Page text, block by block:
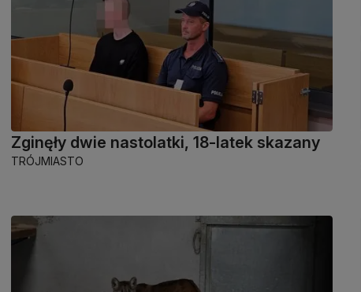
Zginęły dwie nastolatki, 18-latek skazany
TRÓJMIASTO